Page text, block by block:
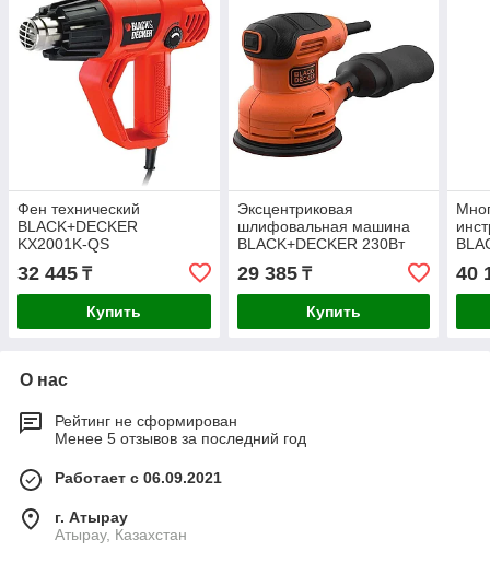
Фен технический
BLACK+DECKER
KX2001K-QS
32 445 ₸
Купить
Эксцентриковая
шлифовальная машина
BLACK+DECKER 230Вт
125мм BEW210-QS
29 385₸
Купить
40
О нас
Рейтинг не сформирован
Менее 5 отзывов за последний год
Работает с 06.09.2021
г. Атырау
Атырау, Казахстан